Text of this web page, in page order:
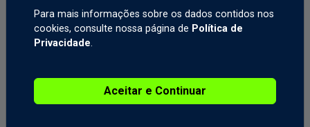
Para mais informações sobre os dados contidos nos
cookies, consulte nossa página de Política de
Privacidade.
Aceitar e Continuar
+1(800) 604 2457
Suporte via chat ao vivo
Introdução